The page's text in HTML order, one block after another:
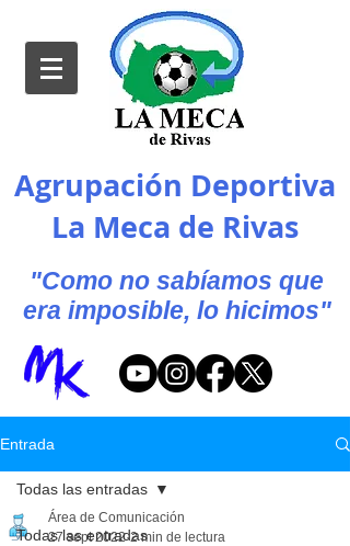
Agrupación Deportiva
La Meca de Rivas
"Como no sabíamos que
era imposible, lo hicimos"
Entrada
Todas las entradas
Todas las entradas
Área de Comunicación
27 sept 2022 2 min de lectura